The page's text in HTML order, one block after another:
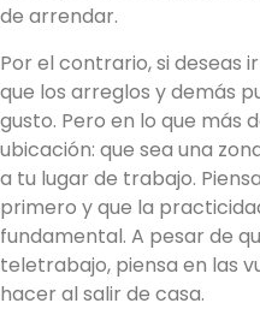
de arrendar.
Por el contrario, si deseas
que los arreglos y demás
gusto. Pero en lo que más
ubicación: que sea una
a tu lugar de trabajo.
primero y que la
fundamental. A pesar de
teletrabajo, piensa en las
hacer al salir de casa.